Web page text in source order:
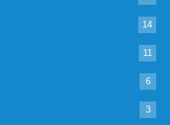
14
11
6
3